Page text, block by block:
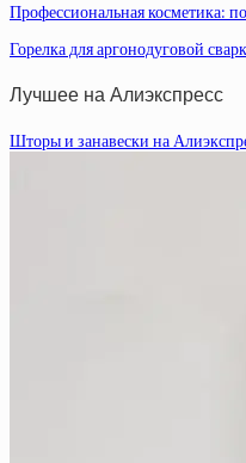
Профессиональная косметика:
Горелка для аргонодуговой
Лучшее на Алиэкспресс
Шторы и занавески на